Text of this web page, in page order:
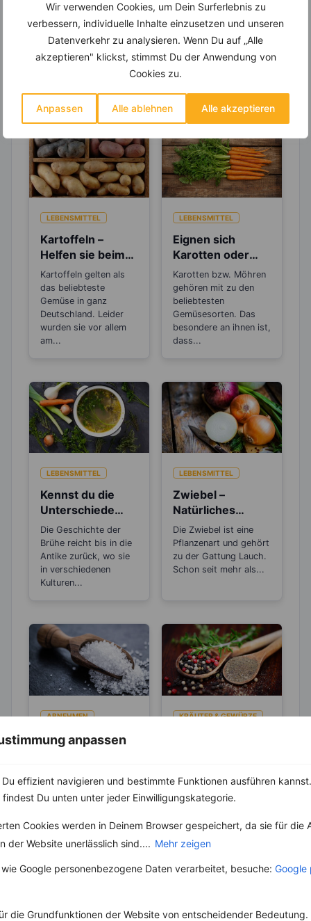
Wir verwenden Cookies, um Dein Surferlebnis zu
verbessern, individuelle Inhalte einzusetzen und unseren
Datenverkehr zu analysieren. Wenn Du auf „Alle
akzeptieren" klickst, stimmst Du der Anwendung von
Cookies zu.
Anpassen Alle ablehnen Alle akzeptieren
anpassen
effizient navigieren und bestimmte Funktionen ausführen
Du unten unter jeder Einwilligungskategorie.
Cookies werden in Deinem Browser gespeichert, da sie für die
der Website unerlässlich sind.... Mehr zeigen
Google personenbezogene Daten verarbeitet, besuche: Google
die Grundfunktionen der Website von entscheidender Bedeutung.
Erfahre mehr über die Zutaten
LEBENSMITTEL
Kartoffeln –
Helfen sie beim
Abnehmen oder
machen sie dick?
Kartoffeln gelten als
das beliebteste
Gemüse in ganz
Deutschland. Leider
wurden sie vor allem
am...
LEBENSMITTEL
Eignen sich
Karotten oder
Möhren zum
Abnehmen?
Karotten bzw. Möhren
gehören mit zu den
beliebtesten
Gemüsesorten. Das
besondere an ihnen ist,
dass...
LEBENSMITTEL
Kennst du die
Unterschiede
zwischen Brühe,
Fond und
Bouillon?
Die Geschichte der
Brühe reicht bis in die
Antike zurück, wo sie
in verschiedenen
Kulturen...
LEBENSMITTEL
Zwiebel –
Natürliches
Antibiotikum und
„Wunder“-
Heilmittel
Die Zwiebel ist eine
Pflanzenart und gehört
zu der Gattung Lauch.
Schon seit mehr als...
ABNEHMEN
Salz ist ein
lebenswichtiger Stoff
nicht mehr weg zu
denken. Der...
KRÄUTER & GEWÜRZE
Sorten
Pfeffers ist die
Malabarküste in Indien.
Klima...